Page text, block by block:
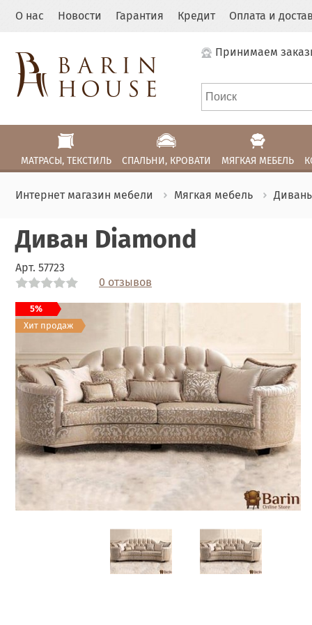
О нас Новости Гарантия Кредит Оплата и
Принимаем
МАТРАСЫ, ТЕКСТИЛЬ СПАЛЬНИ, КРОВАТИ МЯГКАЯ МЕБЕЛЬ
Интернет магазин мебели Мягкая мебель
Диван Diamond
Арт. 57723
0 отзывов
5%
Хит продаж
Link
Link